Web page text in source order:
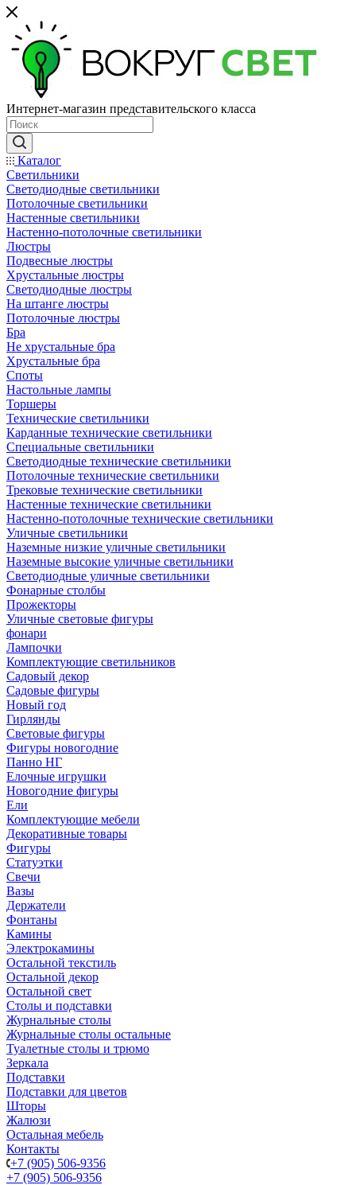
Интернет-магазин представительского класса
Каталог
Светильники
Светодиодные светильники
Потолочные светильники
Настенные светильники
Настенно-потолочные светильники
Люстры
Подвесные люстры
Хрустальные люстры
Светодиодные люстры
На штанге люстры
Потолочные люстры
Бра
Не хрустальные бра
Хрустальные бра
Споты
Настольные лампы
Торшеры
Технические светильники
Карданные технические светильники
Специальные светильники
Светодиодные технические светильники
Потолочные технические светильники
Трековые технические светильники
Настенные технические светильники
Настенно-потолочные технические светильники
Уличные светильники
Наземные низкие уличные светильники
Наземные высокие уличные светильники
Светодиодные уличные светильники
Фонарные столбы
Прожекторы
Уличные световые фигуры
фонари
Лампочки
Комплектующие светильников
Садовый декор
Садовые фигуры
Новый год
Гирлянды
Световые фигуры
Фигуры новогодние
Панно НГ
Елочные игрушки
Новогодние фигуры
Ели
Комплектующие мебели
Декоративные товары
Фигуры
Статуэтки
Свечи
Вазы
Держатели
Фонтаны
Камины
Электрокамины
Остальной текстиль
Остальной декор
Остальной свет
Столы и подставки
Журнальные столы
Журнальные столы остальные
Туалетные столы и трюмо
Зеркала
Подставки
Подставки для цветов
Шторы
Жалюзи
Остальная мебель
Контакты
+7 (905) 506-9356
+7 (905) 506-9356